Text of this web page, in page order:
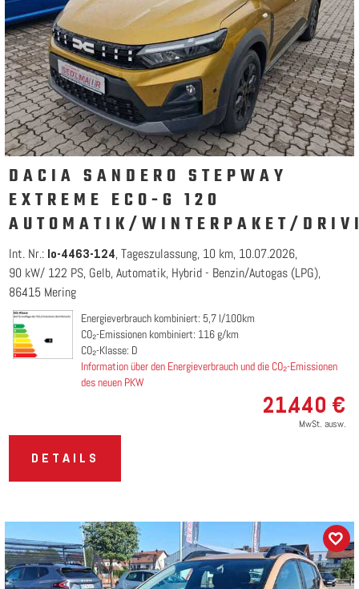
DACIA SANDERO STEPWAY
EXTREME ECO-G 120
AUTOMATIK/WINTERPAKET/
Int. Nr.: lo-4463-124 Tageszulassung 10 km 10.07.2026
90 kW/ 122 PS Gelb Automatik Hybrid - Benzin/Autogas (LPG)
86415 Mering
Energieverbrauch kombiniert: 5,7 l/100km
CO₂-Emissionen kombiniert: 116 g/km
CO₂-Klasse: D
Information über den Energieverbrauch und die CO₂-Emissionen
des neuen PKW
21.440 €
MwSt. ausw.
DETAILS